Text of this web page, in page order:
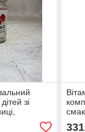
зі
331